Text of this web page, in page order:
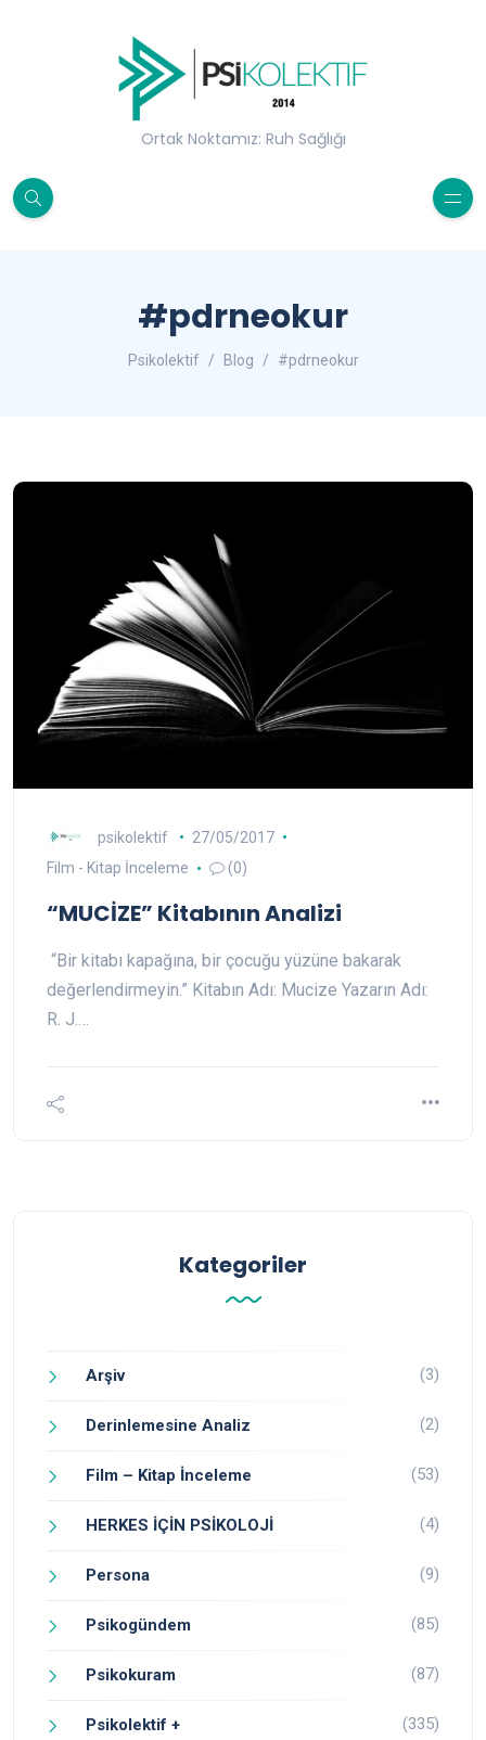
Ortak Noktamız: Ruh Sağlığı
#pdrneokur
Psikolektif Blog #pdrneokur
psikolektif
27/05/2017
Film - Kitap İnceleme
(0)
“MUCİZE” Kitabının Analizi
“Bir kitabı kapağına, bir çocuğu yüzüne bakarak
değerlendirmeyin.” Kitabın Adı: Mucize Yazarın Adı:
R. J.…
Kategoriler
Arşiv (3)
Derinlemesine Analiz (2)
Film – Kitap İnceleme (53)
HERKES İÇİN PSİKOLOJİ (4)
Persona (9)
Psikogündem (85)
Psikokuram (87)
Psikolektif + (335)